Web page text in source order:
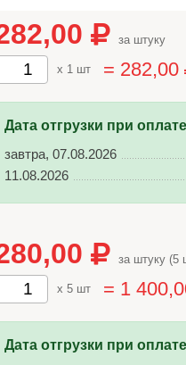
за штуку
x 1 шт = 282,00
Дата отгрузки при
завтра, 07.08.2026
11.08.2026
за штуку (5
x 5 шт = 1
Дата отгрузки при